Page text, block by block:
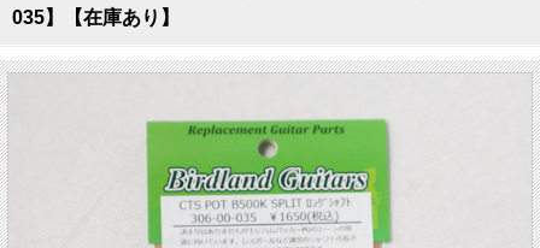
035】【在庫あり】